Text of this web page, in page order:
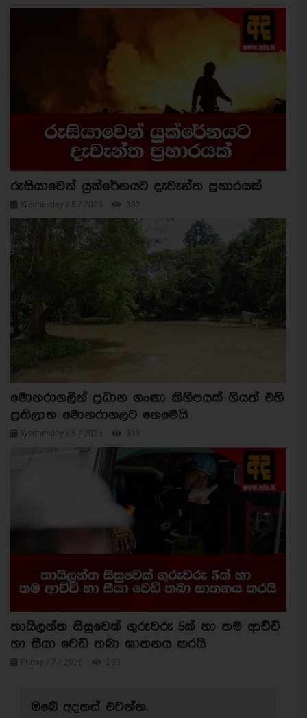
රුසියාවෙන් යුක්රේනයට දැවැන්ත ප්‍රහාරයක්
Wednesday / 5 / 2026 332
මොනරාගලින් ප්‍රධාන ගංඟා කිහිපයක් ගියත් එහි
ප්‍රතිලාභ මොනරාගලට නෙමෙයි
Wednesday / 5 / 2026 319
තායිලන්ත සිසුවෙක් ගුරුවරු 5ක් හා තම ආච්චි
හා සීයා වෙඩි තබා ඝාතනය කරයි
Friday / 7 / 2026 289
ඔබේ අදහස් එවන්න.